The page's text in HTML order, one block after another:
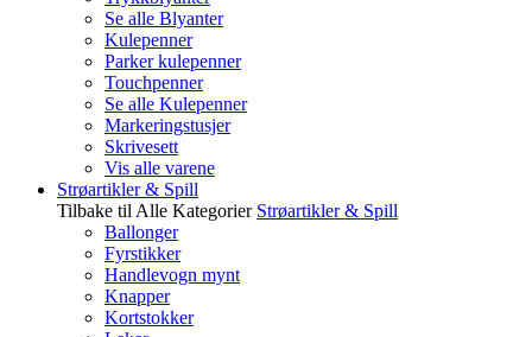
Se alle Blyanter
Kulepenner
Parker kulepenner
Touchpenner
Se alle Kulepenner
Markeringstusjer
Skrivesett
Vis alle varene
Strøartikler & Spill
Tilbake til Alle Kategorier Strøartikler & Spill
Ballonger
Fyrstikker
Handlevogn mynt
Knapper
Kortstokker